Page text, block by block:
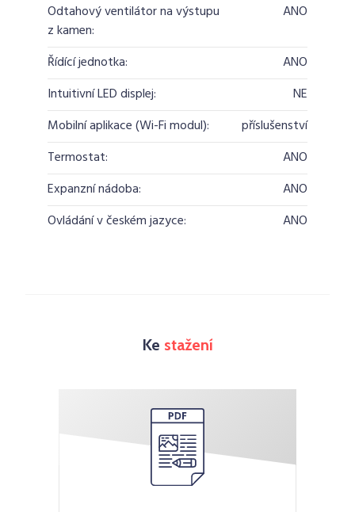
Odtahový ventilátor na výstupu
z kamen:
ANO
Řídící jednotka:
ANO
Intuitivní LED displej:
NE
Mobilní aplikace (Wi-Fi modul):
příslušenství
Termostat:
ANO
Expanzní nádoba:
ANO
Ovládání v českém jazyce:
ANO
Ke stažení